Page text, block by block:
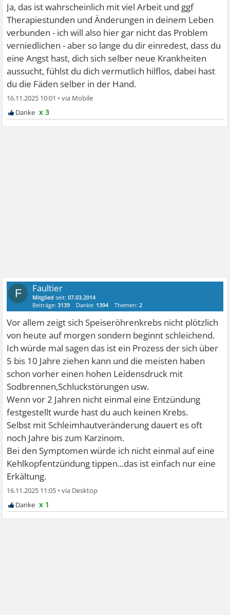
Ja, das ist wahrscheinlich mit viel Arbeit und ggf
Therapiestunden und Änderungen in deinem Leben
verbunden - ich will also hier gar nicht das Problem
verniedlichen - aber so lange du dir einredest, dass du
eine Angst hast, dich sich selber neue Krankheiten
aussucht, fühlst du dich vermutlich hilflos, dabei hast
du die Fäden selber in der Hand.
16.11.2025 10:01 •
x 3
F Faultier
Mitglied seit:07.03.2014
Beiträge:3139 Danke: 1394 Themen:2
Vor allem zeigt sich Speiseröhrenkrebs nicht plötzlich
von heute auf morgen sondern beginnt schleichend.
Ich würde mal sagen das ist ein Prozess der sich über
5 bis 10 Jahre ziehen kann und die meisten haben
schon vorher einen hohen Leidensdruck mit
Sodbrennen,Schluckstörungen usw.
Wenn vor 2 Jahren nicht einmal eine Entzündung
festgestellt wurde hast du auch keinen Krebs.
Selbst mit Schleimhautveränderung dauert es oft
noch Jahre bis zum Karzinom.
Bei den Symptomen würde ich nicht einmal auf eine
Kehlkopfentzündung tippen...das ist einfach nur eine
Erkältung.
16.11.2025 11:05 •
x 1